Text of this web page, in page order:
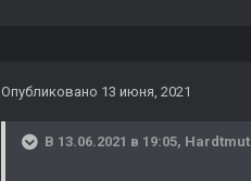
Опубликовано 13 июня, 2021
В 13.06.2021 в 19:05,